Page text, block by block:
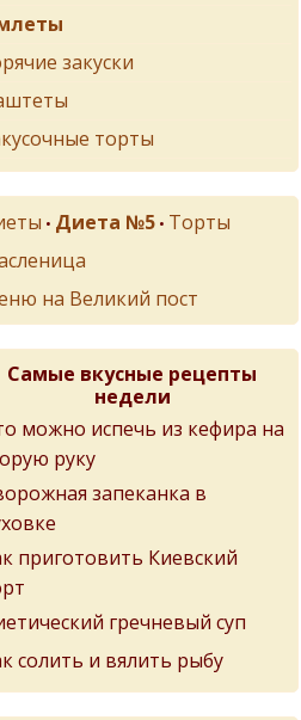
закуски
торты
• Диета №5 • Торты
на Великий пост
Самые вкусные рецепты
недели
можно испечь из кефира на
руку
запеканка в
приготовить Киевский
гречневый суп
солить и вялить рыбу